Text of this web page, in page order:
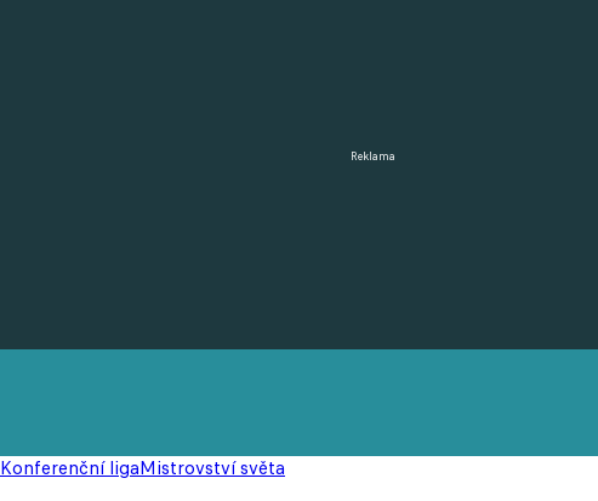
Reklama
Konferenční ligaMistrovství světa